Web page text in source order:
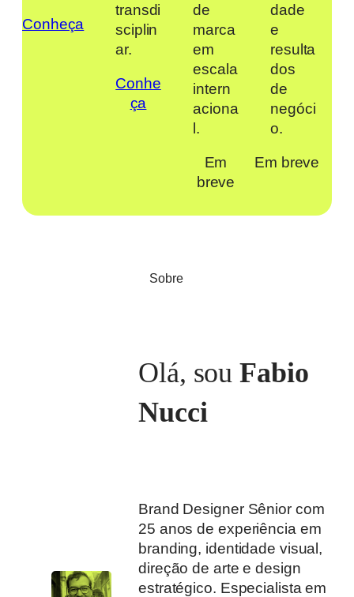
Conheça
transdi
sciplin
ar.
Conhe
ça
de
marca
em
escala
intern
aciona
l.
Em
breve
dade
e
resulta
dos
de
negóci
o.
Em breve
Sobre
Olá, souFabio
Nucci
Brand Designer Sênior com
25 anos de experiência em
branding, identidade visual,
direção de arte e design
estratégico. Especialista em